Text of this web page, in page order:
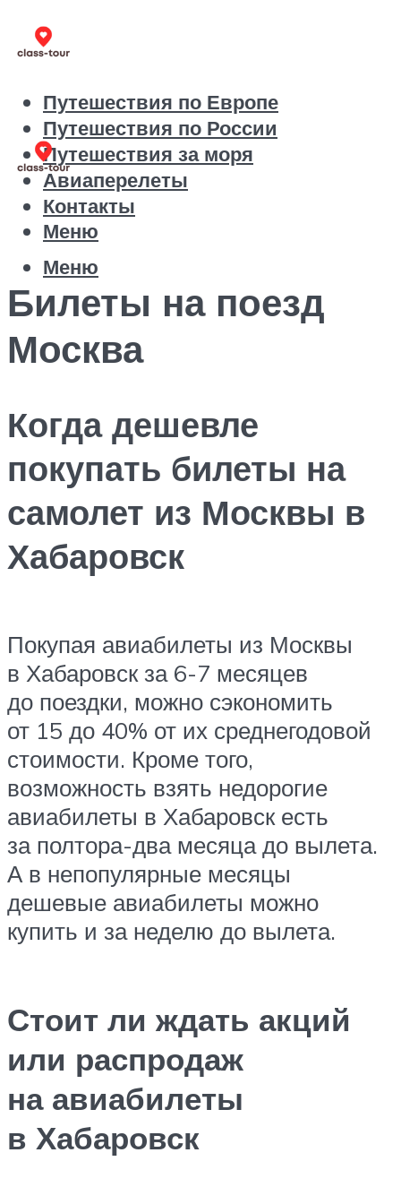
Путешествия по Европе
Путешествия по России
Путешествия за моря
Авиаперелеты
Контакты
Меню
Меню
Билеты на поезд
Москва
Когда дешевле
покупать билеты на
самолет из Москвы в
Хабаровск
Покупая авиабилеты из Москвы
в Хабаровск за 6-7 месяцев
до поездки, можно сэкономить
от 15 до 40% от их среднегодовой
стоимости. Кроме того,
возможность взять недорогие
авиабилеты в Хабаровск есть
за полтора-два месяца до вылета.
А в непопулярные месяцы
дешевые авиабилеты можно
купить и за неделю до вылета.
Стоит ли ждать акций
или распродаж
на авиабилеты
в Хабаровск